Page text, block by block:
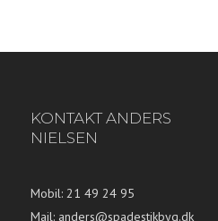
KONTAKT ANDERS
NIELSEN
Mobil: 21 49 24 95
Mail: anders@spadestikbyg.dk